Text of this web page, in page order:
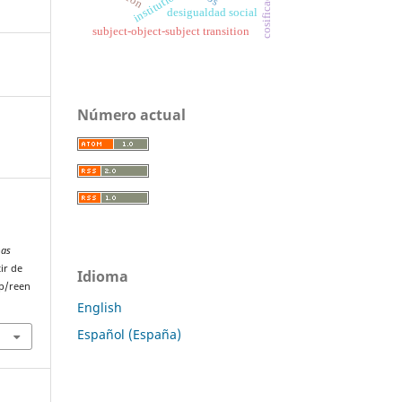
de
reen
desigualdad social
subject-object-subject transition
Número actual
Idioma
English
Español (España)